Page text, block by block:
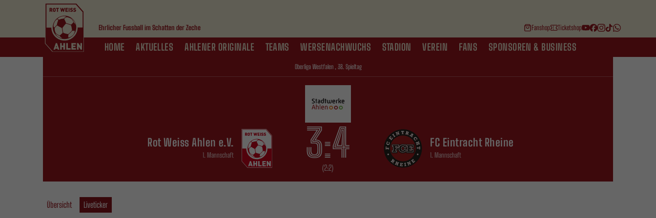
Ehrlicher Fussball im Schatten der Zeche Fanshop Ticketshop
HOME AKTUELLES AHLENER ORIGINALE TEAMS WERSENACHWUCHS STADION VEREIN FANS SPONSOREN & BUSINESS
Oberliga Westfalen , 38. Spieltag
Rot Weiss Ahlen e.V.
1. Mannschaft 3:4
(2:2)
FC Eintracht Rheine
1. Mannschaft
Übersicht Liveticker